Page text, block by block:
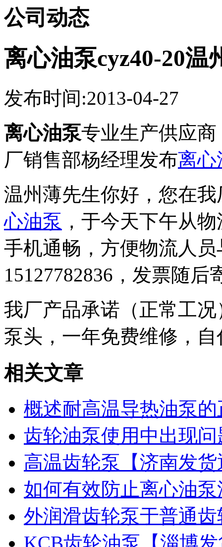
公司动态
离心油泵cyz40-20温
发布时间:2013-04-27
离心油泵专业生产供应
厂销售部杨经理发布离心
温州薄先生你好，您在我
心油泵 ，于今天下午从
手机通畅，方便物流人
15127782836，发票随后
我厂产品承诺（正常工
泵头，一年免费维修，
相关文章
概述耐高温导热油泵
齿轮油泵使用中出现
高温齿轮泵【济南发
如何有效防止离心油
外润滑齿轮泵于普通